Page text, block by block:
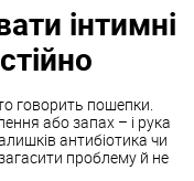
інтимні
говорить пошепки.
або запах – і рука
антибіотика чи
проблему й не